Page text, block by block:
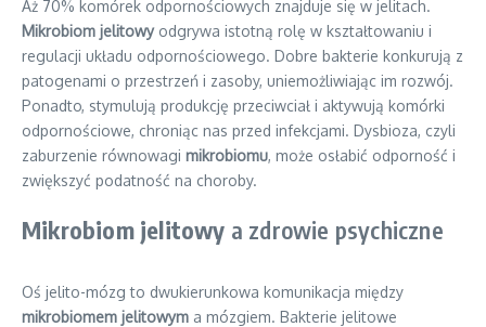
Aż 70% komórek odpornościowych znajduje się w jelitach.
Mikrobiom jelitowyodgrywa istotną rolę w kształtowaniu i
regulacji układu odpornościowego. Dobre bakterie konkurują z
patogenami o przestrzeń i zasoby, uniemożliwiając im rozwój.
Ponadto, stymulują produkcję przeciwciał i aktywują komórki
odpornościowe, chroniąc nas przed infekcjami. Dysbioza, czyli
zaburzenie równowagi mikrobiomu, może osłabić odporność i
zwiększyć podatność na choroby.
Mikrobiom jelitowy a zdrowie psychiczne
Oś jelito-mózg to dwukierunkowa komunikacja między
mikrobiomem jelitowym a mózgiem. Bakterie jelitowe